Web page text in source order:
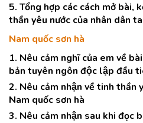
5. Tổng hợp các cách mở bài,
thần yêu nước của nhân dân ta
Nam quốc sơn hà
1. Nêu cảm nghĩ của em về
bản tuyên ngôn độc lập đầu
2. Nêu cảm nhận về tinh thần
Nam quốc sơn hà
3. Nêu cảm nhận sau khi đọc